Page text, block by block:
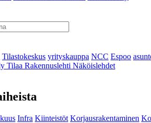
Tilastokeskus yrityskauppa NCC Espoo
Tilaa Rakennuslehti Näköislehdet
Infra Kiinteistöt Korjausrakentaminen